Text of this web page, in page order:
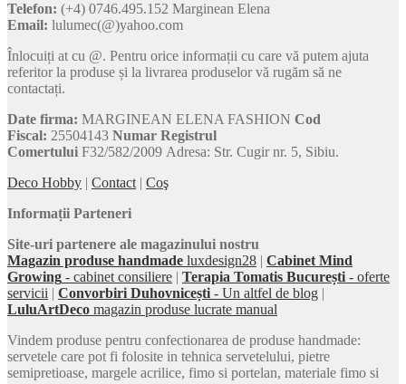
Telefon: (+4) 0746.495.152 Marginean Elena
Email: lulumec(@)yahoo.com
Înlocuiți at cu @. Pentru orice informații cu care vă putem ajuta
referitor la produse și la livrarea produselor vă rugăm să ne
contactați.
Date firma: MARGINEAN ELENA FASHION Cod
Fiscal: 25504143 Numar Registrul
Comertului F32/582/2009 Adresa: Str. Cugir nr. 5, Sibiu.
Deco Hobby | Contact | Coş
Informații Parteneri
Site-uri partenere ale magazinului nostru
Magazin produse handmade luxdesign28 | Cabinet Mind
Growing - cabinet consiliere | Terapia Tomatis București - oferte
servicii | Convorbiri Duhovnicești - Un altfel de blog |
LuluArtDeco magazin produse lucrate manual
Vindem produse pentru confectionarea de produse handmade:
servetele care pot fi folosite in tehnica servetelului, pietre
semipretioase, margele acrilice, fimo si portelan, materiale fimo si